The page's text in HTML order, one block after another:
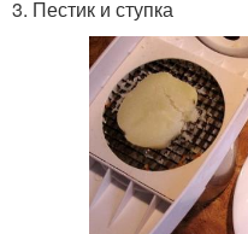
3. Пестик и ступка